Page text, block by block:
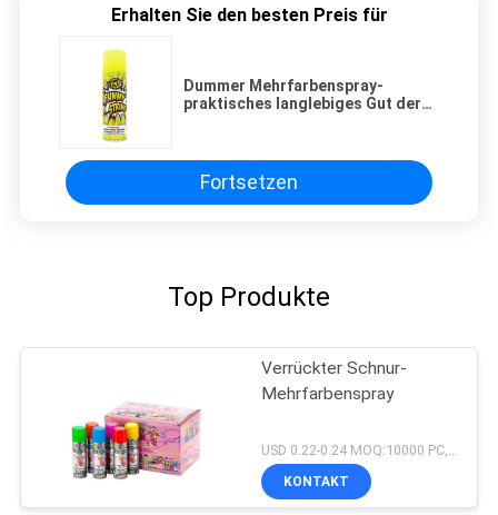
Erhalten Sie den besten Preis für
Dummer Mehrfarbenspray-
praktisches langlebiges Gut der
Fortsetzen
Top Produkte
Verrückter Schnur-
Mehrfarbenspray
KONTAKT